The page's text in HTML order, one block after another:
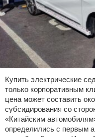
Купить электрические
только корпоративным
цена может составить
субсидирования со
«Китайским
определились с первым